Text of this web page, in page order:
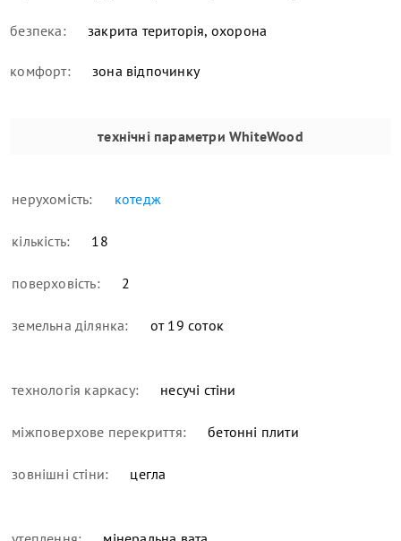
безпека: закрита територія, охорона
комфорт: зона відпочинку
технічні параметри WhiteWood
нерухомість: котедж
кількість: 18
поверховість: 2
земельна ділянка: от 19 соток
технологія каркасу: несучі стіни
міжповерхове перекриття: бетонні плити
зовнішні стіни: цегла